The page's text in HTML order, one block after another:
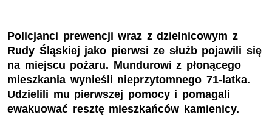
Policjanci prewencji wraz z dzielnicowym z
Rudy Śląskiej jako pierwsi ze służb pojawili się
na miejscu pożaru. Mundurowi z płonącego
mieszkania wynieśli nieprzytomnego 71-latka.
Udzielili mu pierwszej pomocy i pomagali
ewakuować resztę mieszkańców kamienicy.